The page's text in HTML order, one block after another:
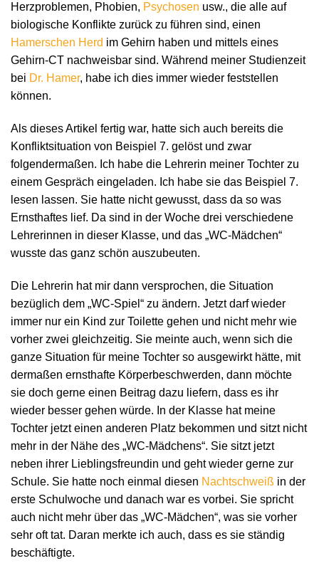
Herzproblemen, Phobien, Psychosen usw., die alle auf
biologische Konflikte zurück zu führen sind, einen
Hamerschen Herd im Gehirn haben und mittels eines
Gehirn-CT nachweisbar sind. Während meiner Studienzeit
bei Dr. Hamer, habe ich dies immer wieder feststellen
können.
Als dieses Artikel fertig war, hatte sich auch bereits die
Konfliktsituation von Beispiel 7. gelöst und zwar
folgendermaßen. Ich habe die Lehrerin meiner Tochter zu
einem Gespräch eingeladen. Ich habe sie das Beispiel 7.
lesen lassen. Sie hatte nicht gewusst, dass da so was
Ernsthaftes lief. Da sind in der Woche drei verschiedene
Lehrerinnen in dieser Klasse, und das „WC-Mädchen“
wusste das ganz schön auszubeuten.
Die Lehrerin hat mir dann versprochen, die Situation
bezüglich dem „WC-Spiel“ zu ändern. Jetzt darf wieder
immer nur ein Kind zur Toilette gehen und nicht mehr wie
vorher zwei gleichzeitig. Sie meinte auch, wenn sich die
ganze Situation für meine Tochter so ausgewirkt hätte, mit
dermaßen ernsthafte Körperbeschwerden, dann möchte
sie doch gerne einen Beitrag dazu liefern, dass es ihr
wieder besser gehen würde. In der Klasse hat meine
Tochter jetzt einen anderen Platz bekommen und sitzt nicht
mehr in der Nähe des „WC-Mädchens“. Sie sitzt jetzt
neben ihrer Lieblingsfreundin und geht wieder gerne zur
Schule. Sie hatte noch einmal diesen Nachtschweiß in der
erste Schulwoche und danach war es vorbei. Sie spricht
auch nicht mehr über das „WC-Mädchen“, was sie vorher
sehr oft tat. Daran merkte ich auch, dass es sie ständig
beschäftigte.